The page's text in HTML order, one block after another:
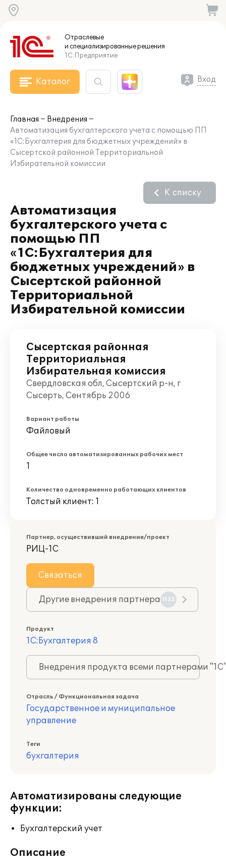
Отраслевые
и специализированныерешения
1С:Предприятие
Каталог Вход
Главная
Внедрения
Автоматизация бухгалтерского учета с помощью ПП
«1С:Бухгалтерия для бюджетных учреждений» в
Сысертской районной Территориальной
Избирательной комиссии
Автоматизация
бухгалтерского учета с
помощью ПП
«1С:Бухгалтерия для
бюджетных учреждений» в
Сысертской районной
Территориальной
Избирательной комиссии
К списку
Сысертская районная
Территориальная
Избирательная комиссия
Свердловская обл, Сысертский р-н, г
Сысерть, Сентябрь 2006
Вариант работы
Файловый
Общее число автоматизированных рабочих мест
1
Количество одновременно работающих клиентов
Толстый клиент: 1
Партнер, осуществивший внедрение/проект
РИЦ-1С
Связаться
Другие внедрения партнера 1132
Продукт
1С:Бухгалтерия 8
Внедрения продукта всеми партнерами
Отрасль / Функциональная задача
Государственное и муниципальное
управление
Теги
бухгалтерия
Автоматизированы следующие
функции:
Бухгалтерский учет
Описание